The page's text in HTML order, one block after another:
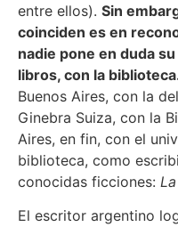
entre ellos). Sin
coinciden es en
nadie pone en duda
libros, con la
Buenos Aires, con la
Ginebra Suiza, con la
Aires, en fin, con el
biblioteca, como
conocidas ficciones:
El escritor argentino